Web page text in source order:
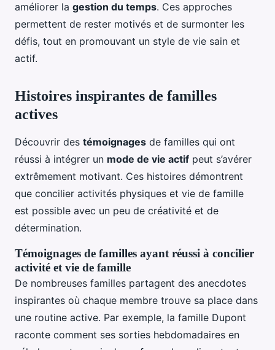
améliorer la gestion du temps. Ces approches
permettent de rester motivés et de surmonter les
défis, tout en promouvant un style de vie sain et
actif.
Histoires inspirantes de familles
actives
Découvrir des témoignages de familles qui ont
réussi à intégrer un mode de vie actif peut s’avérer
extrêmement motivant. Ces histoires démontrent
que concilier activités physiques et vie de famille
est possible avec un peu de créativité et de
détermination.
Témoignages de familles ayant réussi à concilier
activité et vie de famille
De nombreuses familles partagent des anecdotes
inspirantes où chaque membre trouve sa place dans
une routine active. Par exemple, la famille Dupont
raconte comment ses sorties hebdomadaires en